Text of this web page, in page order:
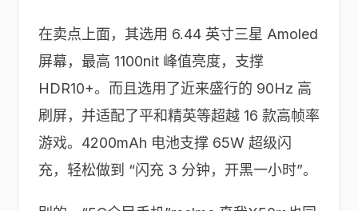
在卖点上面，其选用 6.44 英寸三星 Amoled
屏幕，最高 1100nit 峰值亮度，支撑
HDR10+。而且选用了近来盛行的 90Hz 高
刷屏，并适配了平和精英等超越 16 款高帧率
游戏。4200mAh 电池支撑 65W 超级闪
充，轻松做到 “闪充 3 分钟，开黑一小时”。